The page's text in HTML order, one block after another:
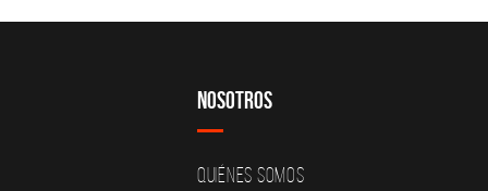
Nosotros
Quiénes Somos